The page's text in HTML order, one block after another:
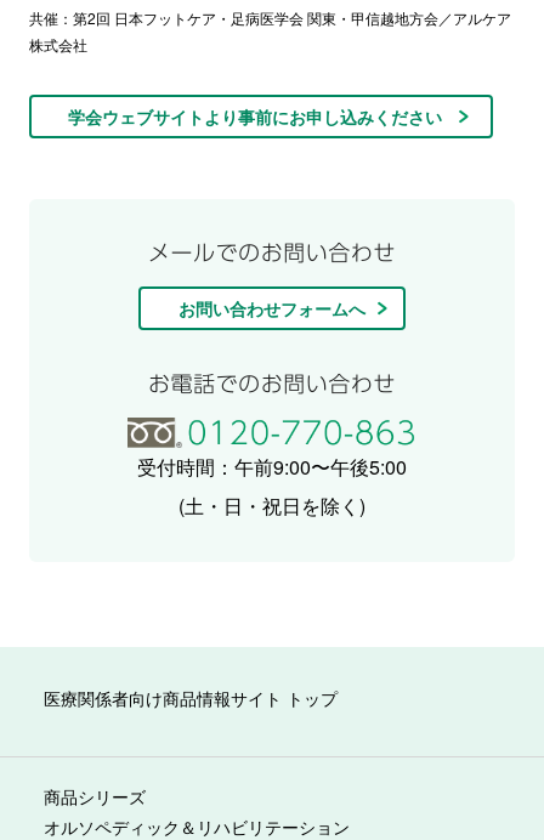
共催：第2回 日本フットケア・足病医学会 関東・甲信越地方会／アルケア
株式会社
学会ウェブサイトより事前にお申し込みください
お問い合わせフォームへ
受付時間：午前9:00〜午後5:00
(土・日・祝日を除く)
医療関係者向け商品情報サイト トップ
商品シリーズ
オルソペディック＆リハビリテーション